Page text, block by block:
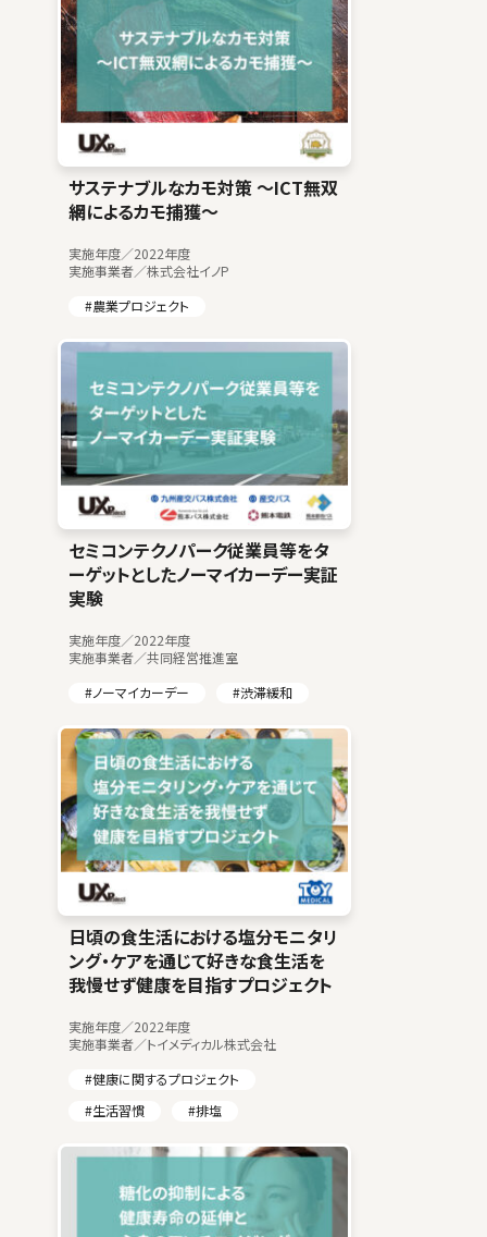
サステナブルなカモ対策 ～ICT無双
網によるカモ捕獲～
実施年度／2022年度
実施事業者／株式会社イノP
#農業プロジェクト
セミコンテクノパーク従業員等をタ
ーゲットとしたノーマイカーデー実証
実験
実施年度／2022年度
実施事業者／共同経営推進室
#ノーマイカーデー
#渋滞緩和
日頃の食生活における塩分モニタリ
ング・ケアを通じて好きな食生活を
我慢せず健康を目指すプロジェクト
実施年度／2022年度
実施事業者／トイメディカル株式会社
#健康に関するプロジェクト
#生活習慣
#排塩